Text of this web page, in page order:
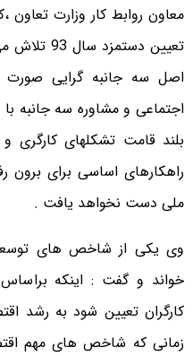
معاون روابط کار وزارت تعاون
تعیین
اصل سه جانبه گرایی صورت
اجتماعی و مشاوره سه جانبه
بلند قامت تشکلهای کارگری
راهکارهای اساسی برای برون
ملی دست نخواهد یافت .
وی یکی از شاخص های توسعه
خواند و گفت : اینکه
کارگران تعیین شود به رشد
زمانی که شاخص های مهم